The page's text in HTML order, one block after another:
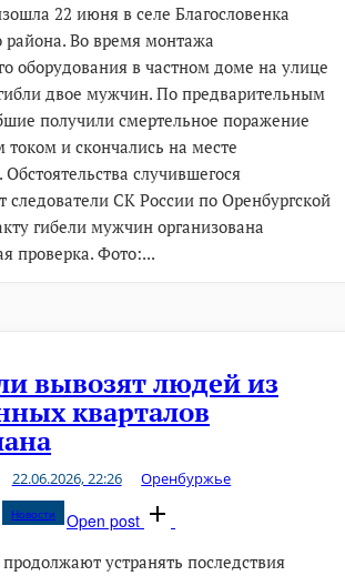
22 июня в селе Благословенка
района. Во время монтажа
оборудования в частном доме на улице
двое мужчин. По предварительным
получили смертельное поражение
током и скончались на месте
случившегося
следователи СК России по Оренбургской
гибели мужчин организована
проверка. Фото:...
вывозят людей из
кварталов
22.06.2026, 22:26 Оренбуржье
Новости
Open post
устранять последствия